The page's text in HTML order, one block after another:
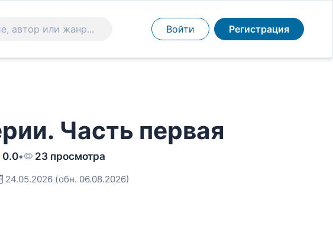
Войти Регистрация
Часть первая
0.0• 23 просмотра
24.05.2026 (обн. 06.08.2026)